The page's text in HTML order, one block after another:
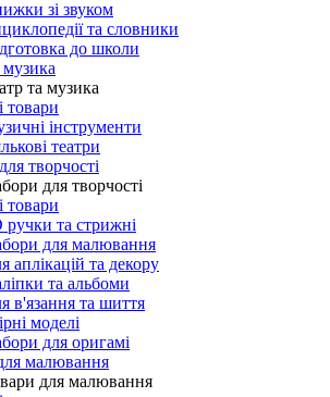
зі звуком
та словники
до школи
музика
та музика
товари
інструменти
театри
творчості
для творчості
товари
ручки та стрижні
для малювання
аплікацій та декору
та альбоми
в'язання та шиття
моделі
для оригамі
малювання
для малювання